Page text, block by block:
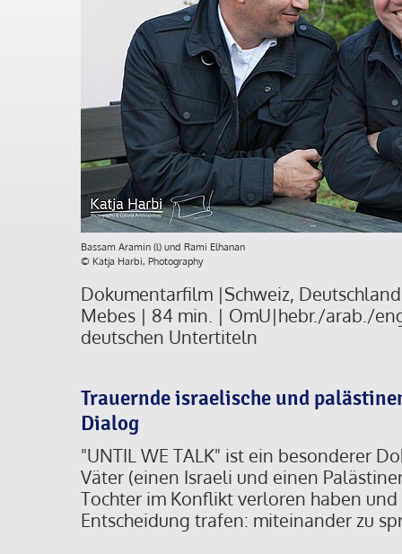
Bassam Aramin (l) und Rami Elhanan
© Katja Harbi, Photography
Dokumentarfilm |Schweiz,
Mebes | 84 min. | OmU|hebr./arab./
deutschen Untertiteln
Trauernde israelische und
Dialog
"UNTIL WE TALK" ist ein besonderer
Väter (einen Israeli und einen
Tochter im Konflikt verloren haben
Entscheidung trafen: miteinander zu